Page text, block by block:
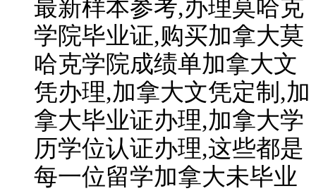
最新样本参考,办理莫哈克
学院毕业证,购买加拿大莫
哈克学院成绩单加拿大文
凭办理,加拿大文凭定制,加
拿大毕业证办理,加拿大学
历学位认证办理,这些都是
每一位留学加拿大未毕业